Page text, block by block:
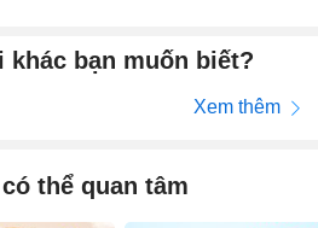
khác bạn muốn biết?
Xem thêm
thể quan tâm